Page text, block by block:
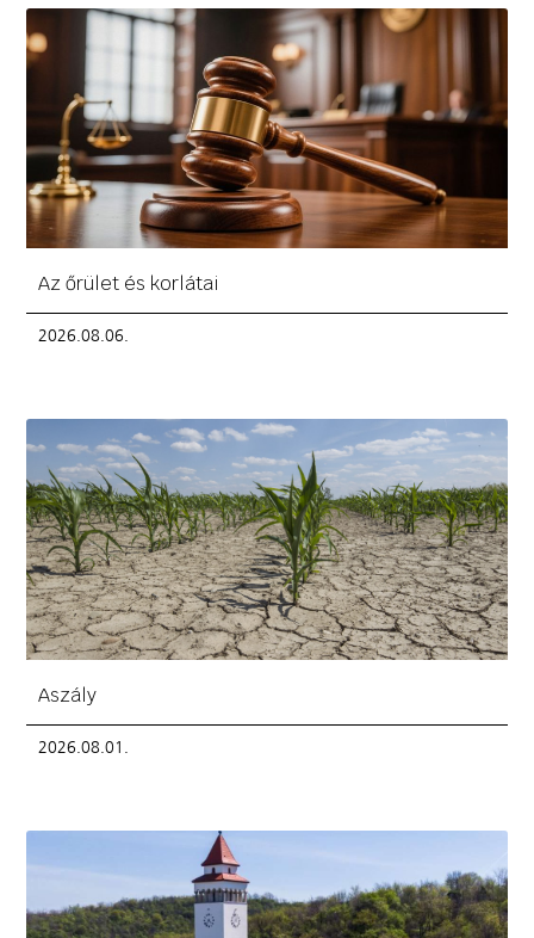
Az őrület és korlátai
2026.08.06.
Aszály
2026.08.01.